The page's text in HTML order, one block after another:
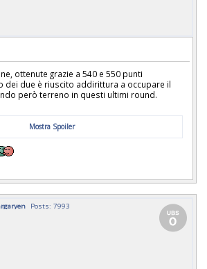
ottenute grazie a 540 e 550 punti
dei due è riuscito addirittura a occupare il
però terreno in questi ultimi round.
Mostra Spoiler
Posts: 7993